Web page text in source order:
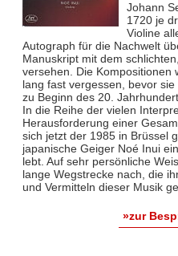
Johann
1720 je
Violine
Autograph für die Nachwelt
Manuskript mit dem
versehen. Die Kompositionen
lang fast vergessen, bevor
zu Beginn des 20.
In die Reihe der vielen
Herausforderung einer
sich jetzt der 1985 in Brüssel
japanische Geiger Noé Inui
lebt. Auf sehr persönliche
lange Wegstrecke nach, die
und Vermitteln dieser Musik
»zur